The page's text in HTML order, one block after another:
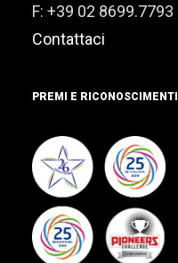
F: +39 02 8699.7793
Contattaci
PREMI E RICONOSCIMENTI